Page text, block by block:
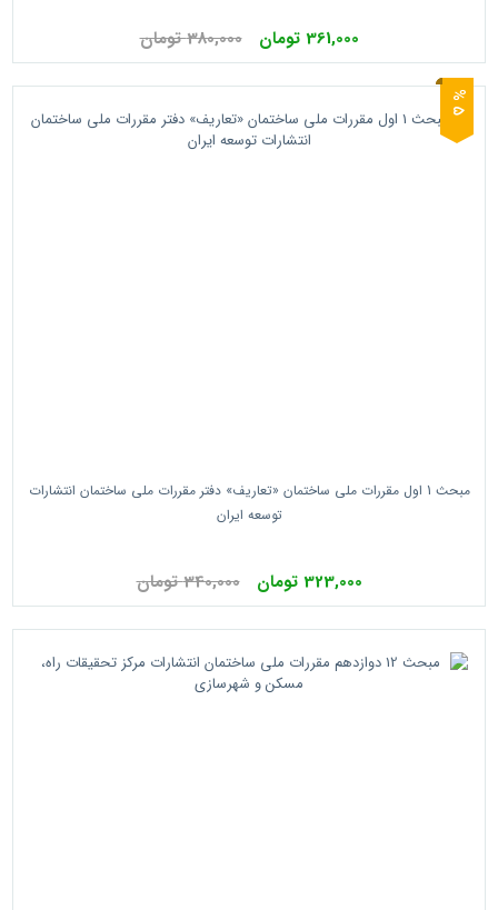
361,000 تومان 380,000 تومان
مبحث 1 اول مقررات ملی ساختمان «تعاریف» دفتر مقررات ملی ساختمان انتشارات
توسعه ایران
323,000 تومان 340,000 تومان
5
%